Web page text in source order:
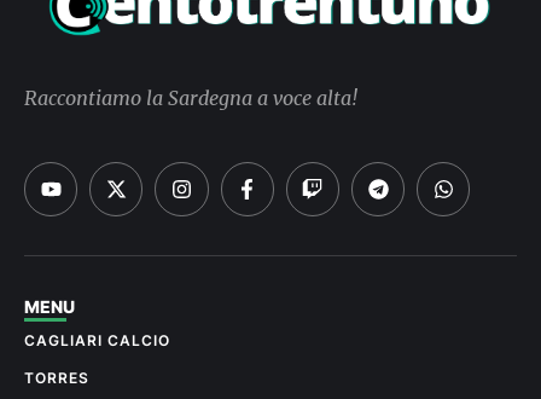
Raccontiamo la Sardegna a voce alta!
MENU
CAGLIARI CALCIO
TORRES